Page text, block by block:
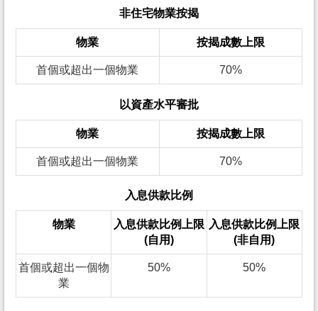
非住宅物業按揭
物業 按揭成數上限
首個或超出一個物業 70%
以資產水平審批
物業 按揭成數上限
首個或超出一個物業 70%
入息供款比例
物業
入息供款比例上限
(自用)
入息供款比例上限
(非自用)
首個或超出一個物
業
50% 50%